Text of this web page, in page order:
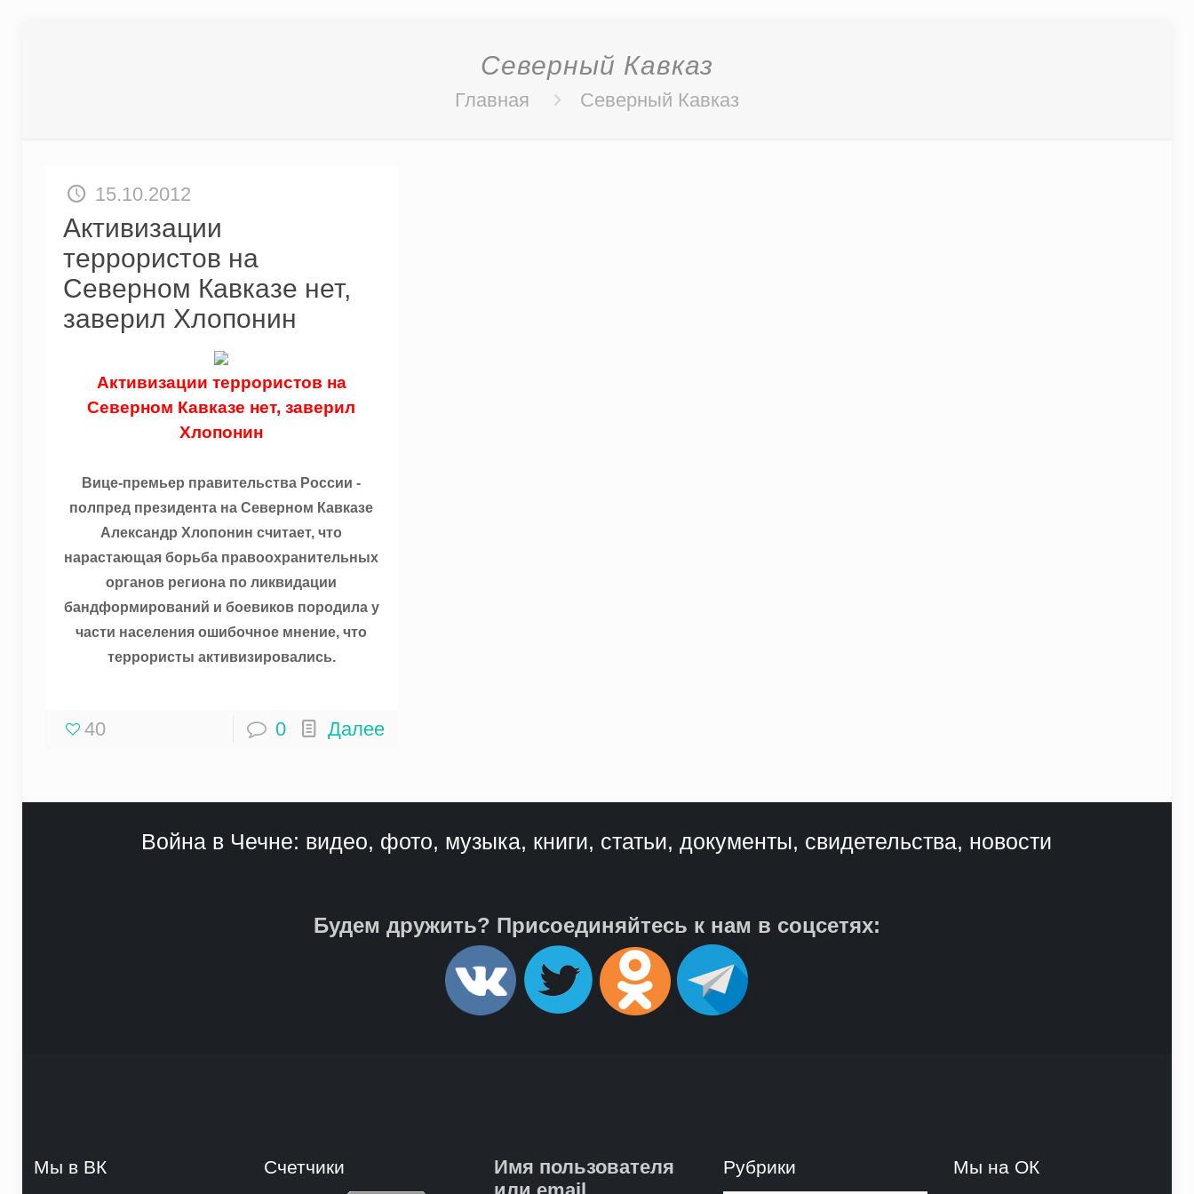
Северный Кавказ
Главная Северный Кавказ
15.10.2012
Активизации
террористов на
Северном Кавказе нет,
заверил Хлопонин
Активизации террористов на
Северном Кавказе нет, заверил
Хлопонин
Вице-премьер правительства России -
полпред президента на Северном Кавказе
Александр Хлопонин считает, что
нарастающая борьба правоохранительных
органов региона по ликвидации
бандформирований и боевиков породила у
части населения ошибочное мнение, что
террористы активизировались.
40 0 Далее
Война в Чечне: видео, фото, музыка, книги, статьи, документы, свидетельства, новости
Будем дружить? Присоединяйтесь к нам в соцсетях:
Мы в ВК Счетчики
Имя пользователя
Рубрики Мы на ОК